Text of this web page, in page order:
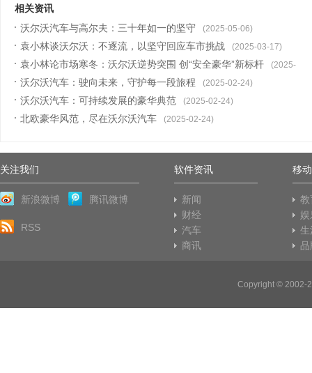
相关资讯
沃尔沃汽车与高尔夫：三十年如一的坚守
(2025-05-06)
袁小林谈沃尔沃：不逐流，以坚守回应车市挑战 (2025-03-17)
袁小林论市场寒冬：沃尔沃逆势突围 创“安全豪华”新标杆 (2025-
03-12)
沃尔沃汽车：驶向未来，守护每一段旅程 (2025-02-24)
沃尔沃汽车：可持续发展的豪华典范 (2025-02-24)
北欧豪华风范，尽在沃尔沃汽车 (2025-02-24)
关注我们
新浪微博 腾讯微博
RSS
软件资讯
新闻
财经
汽车
商讯
移
教
娱
生
Copyright © 2002-